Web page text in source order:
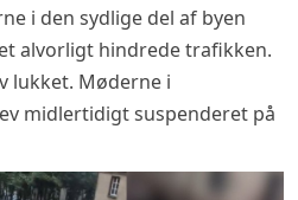
i den sydlige del af byen
alvorligt hindrede trafikken.
lukket. Møderne i
midlertidigt suspenderet på